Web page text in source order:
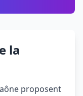
la
proposent